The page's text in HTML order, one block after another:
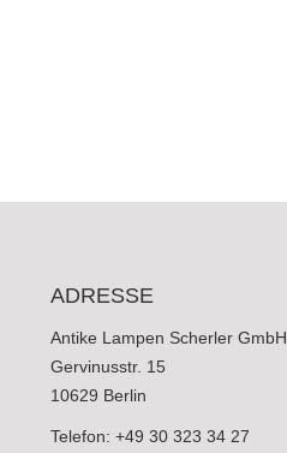
ADRESSE
Antike Lampen Scherler GmbH
Gervinusstr. 15
10629 Berlin
Telefon: +49 30 323 34 27